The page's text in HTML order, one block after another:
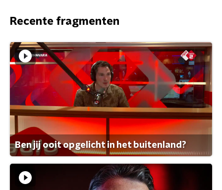
Recente fragmenten
Ben jij ooit opgelicht in het buitenland?